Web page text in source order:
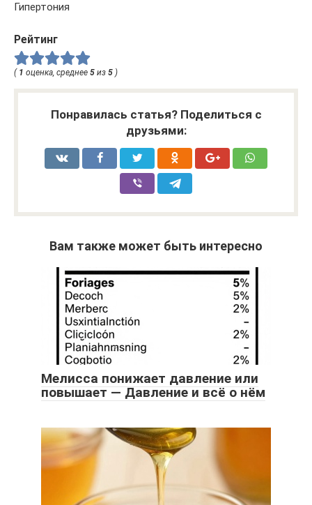
Гипертония
Рейтинг
( 1 оценка, среднее 5 из 5 )
Понравилась статья? Поделиться с
друзьями:
Вам также может быть интересно
Мелисса понижает давление или
повышает — Давление и всё о нём